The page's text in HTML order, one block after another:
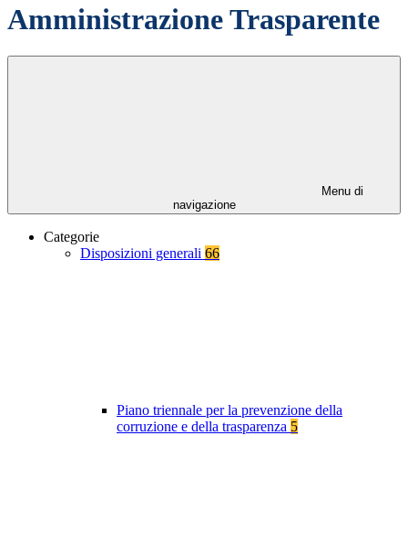
Amministrazione Trasparente
Menu di
navigazione
Categorie
Disposizioni generali 66
Piano triennale per la prevenzione della
corruzione e della trasparenza 5